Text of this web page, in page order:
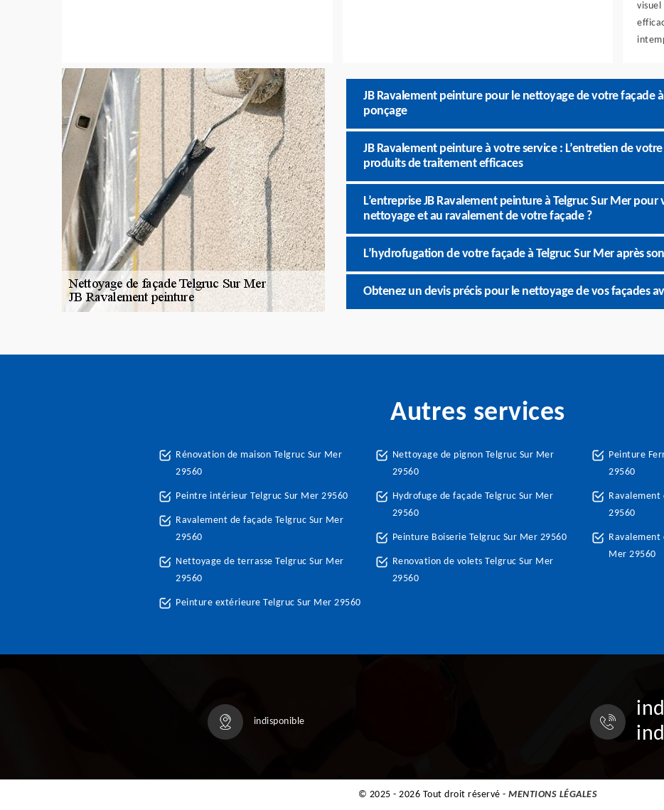
JB Ravalement peinture pour le nettoyage de votre façade
ponçage
JB Ravalement peinture à votre service : L’entretien de
produits de traitement efficaces
L’entreprise JB Ravalement peinture à Telgruc Sur Mer
nettoyage et au ravalement de votre façade ?
L’hydrofugation de votre façade à Telgruc Sur Mer après
Obtenez un devis précis pour le nettoyage de vos façades
Autres services
Rénovation de maison Telgruc Sur Mer
29560
Peintre intérieur Telgruc Sur Mer 29560
Ravalement de façade Telgruc Sur Mer
29560
Nettoyage de terrasse Telgruc Sur Mer
29560
Peinture extérieure Telgruc Sur Mer 29560
Nettoyage de pignon Telgruc Sur Mer
29560
Hydrofuge de façade Telgruc Sur Mer
29560
Peinture Boiserie Telgruc Sur Mer 29560
Renovation de volets Telgruc Sur Mer
29560
Peinture
29560
Ravalement
29560
Ravalement
Mer 29560
indisponible
© 2025 - 2026 Tout droit réservé -MENTIONS LÉGALES